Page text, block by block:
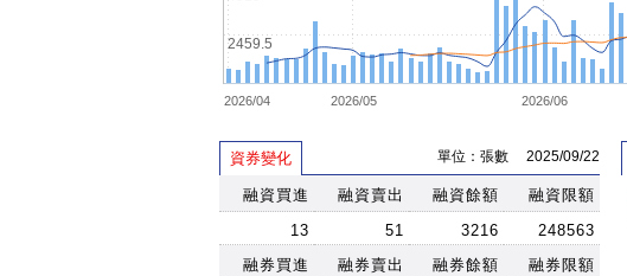
2026/04 2026/05 2026/06
2459.5
資券變化 單位：張數 2025/09/22
融資買進 融資賣出 融資餘額
融資限額
13
51 3216
248563
融券買進
融券賣出 融券餘額
融券限額